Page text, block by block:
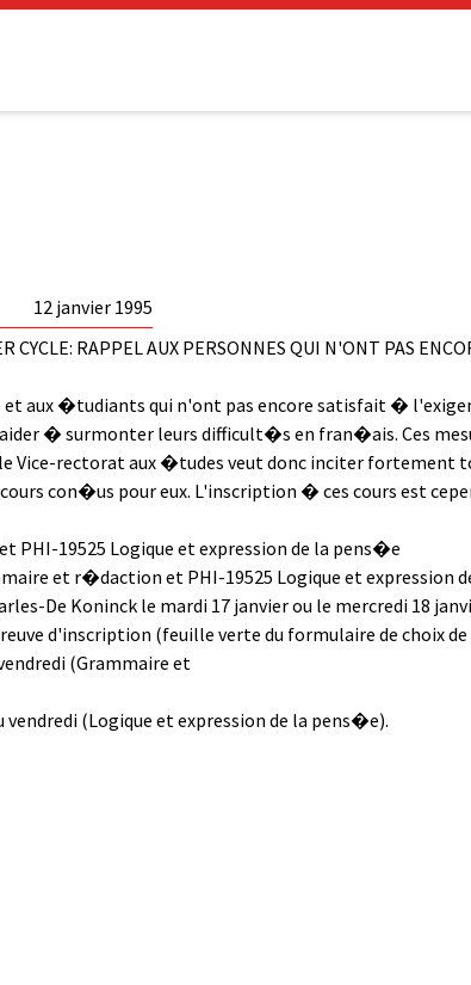
12 janvier 1995
RAPPEL AUX PERSONNES QUI N'ONT PAS
aux �tudiants qui n'ont pas encore satisfait �
� surmonter leurs difficult�s en fran�ais. Ces
rectorat aux �tudes veut donc inciter fortement
con�us pour eux. L'inscription � ces cours est
PHI-19525 Logique et expression de la pens�e
et r�daction et PHI-19525 Logique et
De Koninck le mardi 17 janvier ou le mercredi 18
d'inscription (feuille verte du formulaire de choix
(Grammaire et
vendredi (Logique et expression de la pens�e).